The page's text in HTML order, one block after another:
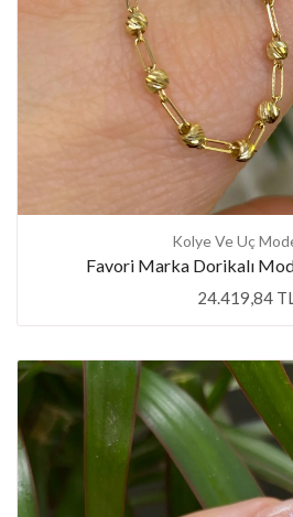
Kolye Ve Uç
Favori Marka Dorikalı
24.419,84 TL